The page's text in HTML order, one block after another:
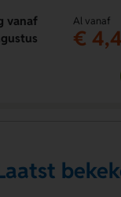
vanaf
Al vanaf
€